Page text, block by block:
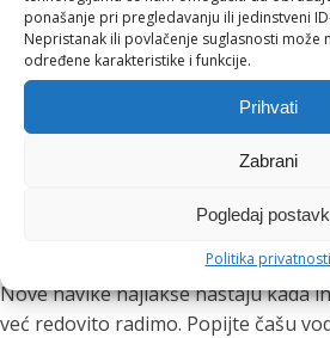
ponašanje pri pregledavanju ili jedinstveni
Nepristanak ili povlačenje suglasnosti može
određene karakteristike i funkcije.
Prihvati
Zabrani
Pogledaj
Politika privatnosti
Ova navika posebno je korisna
večernjih druženja i toplih ljetnih
drugih pića pomaže nam usporiti,
koliko smo tekućine unijeli.
Mali podsjetnici
velike navike
Nove navike najlakše nastaju kada
već redovito radimo. Popijte čašu